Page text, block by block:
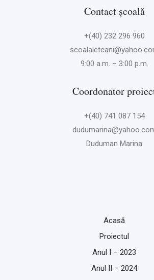
Contact școală
+(40) 232 296 960
9:00 a.m. – 3:00 p.m.
Coordonator
+(40) 741 087 154
Duduman Marina
Acasă
Proiectul
Anul I – 2023
Anul II – 2024